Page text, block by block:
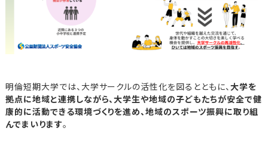
明倫短期大学では、大学サークルの活性化を図るとともに、大学を
拠点に地域と連携しながら、大学生や地域の子どもたちが安全で健
康的に活動できる環境づくりを進め、地域のスポーツ振興に取り組
んでまいります。